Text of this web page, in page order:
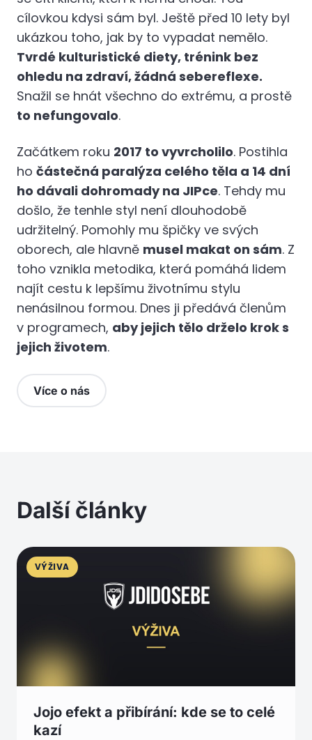
cílovkou kdysi sám byl. Ještě před 10 lety byl
ukázkou toho, jak by to vypadat nemělo.
Tvrdé kulturistické diety, trénink bez
ohledu na zdraví, žádná sebereflexe.
Snažil se hnát všechno do extrému, a prostě
to nefungovalo.
Začátkem roku 2017 to vyvrcholilo. Postihla
ho částečná paralýza celého těla a 14 dní
ho dávali dohromady na JIPce. Tehdy mu
došlo, že tenhle styl není dlouhodobě
udržitelný. Pomohly mu špičky ve svých
oborech, ale hlavně musel makat on sám. Z
toho vznikla metodika, která pomáhá lidem
najít cestu k lepšímu životnímu stylu
nenásilnou formou. Dnes ji předává členům
v programech, aby jejich tělo drželo krok s
jejich životem.
Více o nás
Další články
VÝŽIVA
Jojo efekt a přibírání: kde se to celé
kazí